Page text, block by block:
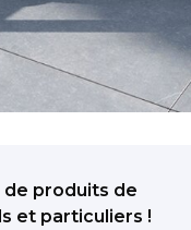
de produits de
et particuliers !